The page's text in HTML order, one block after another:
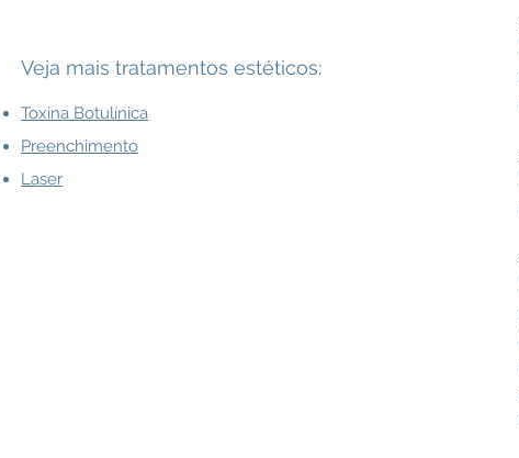
Veja mais tratamentos estéticos:
Toxina Botulínica
Preenchimento
Laser